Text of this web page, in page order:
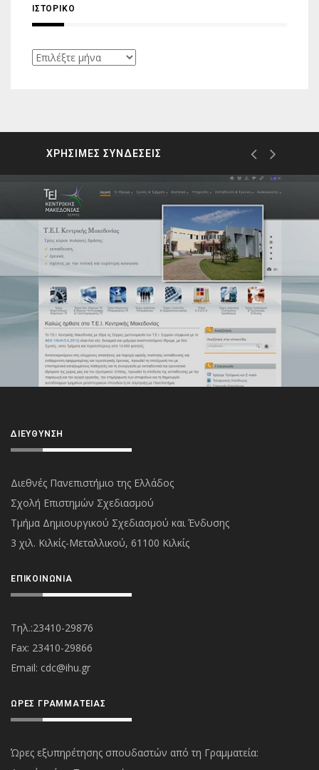
ΙΣΤΟΡΙΚΌ
Ιστορικό
ΧΡΗΣΙΜΕΣ ΣΥΝΔΕΣΕΙΣ
ΔΙΕΎΘΥΝΣΗ
Διεθνές Πανεπιστήμιο της Ελλάδος
Σχολή Επιστημών Σχεδιασμού
Τμήμα Δημιουργικού Σχεδιασμού και Ένδυσης
3 χιλ. Κιλκίς-Μεταλλικού, 61100 Κιλκίς
ΕΠΙΚΟΙΝΩΝΊΑ
Τηλ.:23410-29876
Fax: 23410-29866
Εmail: cdc@ihu.gr
ΏΡΕΣ ΓΡΑΜΜΑΤΕΊΑΣ
Ώρες εξυπηρέτησης σπουδαστών από τη Γραμματεία: